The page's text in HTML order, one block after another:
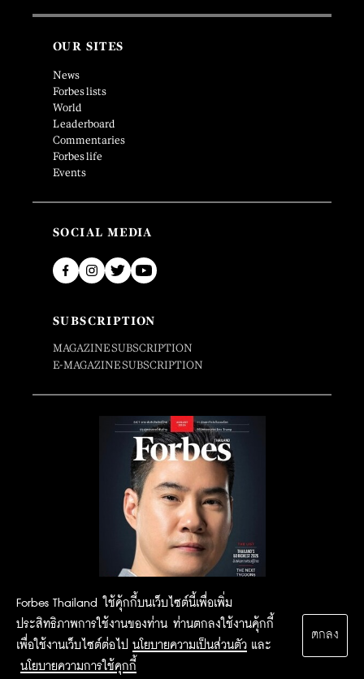
Forbes Thailand ใช้คุ้กกี้บนเว็บไซต์นี้เพื่อเพิ่ม
ประสิทธิภาพการใช้งานของท่าน ท่านตกลงใช้งานคุ้กกี้
เพื่อใช้งานเว็บไซต์ต่อไป นโยบายความเป็นส่วนตัว และ
นโยบายความการใช้คุกกี้
ตกลง
OUR SITES
News
Forbes lists
World
Leaderboard
Commentaries
Forbes life
Events
SOCIAL MEDIA
SUBSCRIPTION
MAGAZINE SUBSCRIPTION
E-MAGAZINE SUBSCRIPTION